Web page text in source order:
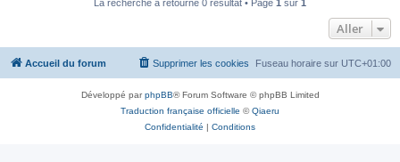
c
e
La recherche a retourné 0 résultat • Page 1 sur 1
Aller
Accueil du forum Fuseau horaire sur UTC+01:00
Supprimer les cookies
Développé parphpBB® Forum Software © phpBB Limited
Traduction française officielle ©Qiaeru
Confidentialité | Conditions